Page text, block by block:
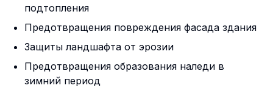
подтопления
Предотвращения повреждения фасада здания
Защиты ландшафта от эрозии
Предотвращения образования наледи в
зимний период